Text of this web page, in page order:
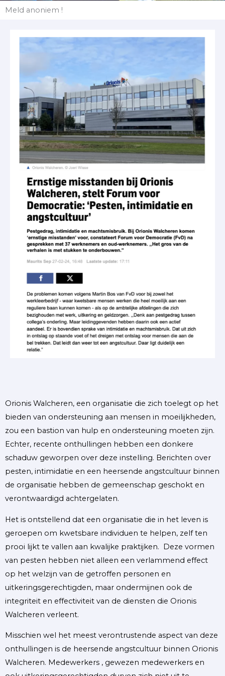
Meld anoniem !
Orionis Walcheren, een organisatie die zich toelegt op het
bieden van ondersteuning aan mensen in moeilijkheden,
zou een bastion van hulp en ondersteuning moeten zijn.
Echter, recente onthullingen hebben een donkere
schaduw geworpen over deze instelling. Berichten over
pesten, intimidatie en een heersende angstcultuur binnen
de organisatie hebben de gemeenschap geschokt en
verontwaardigd achtergelaten.
Het is ontstellend dat een organisatie die in het leven is
geroepen om kwetsbare individuen te helpen, zelf ten
prooi lijkt te vallen aan kwalijke praktijken. Deze vormen
van pesten hebben niet alleen een verlammend effect
op het welzijn van de getroffen personen en
uitkeringsgerechtigden, maar ondermijnen ook de
integriteit en effectiviteit van de diensten die Orionis
Walcheren verleent.
Misschien wel het meest verontrustende aspect van deze
onthullingen is de heersende angstcultuur binnen Orionis
Walcheren. Medewerkers , gewezen medewerkers en